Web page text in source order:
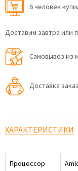
6 человек
Доставим завтра или
Самовывоз из
Доставка
ХАРАКТЕРИСТИКИ
Процессор